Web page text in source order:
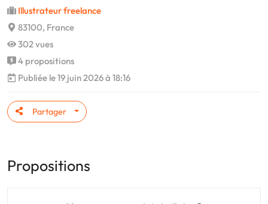
Illustrateur freelance
83100, France
302 vues
4 propositions
Publiée le 19 juin 2026 à 18:16
Partager
Propositions